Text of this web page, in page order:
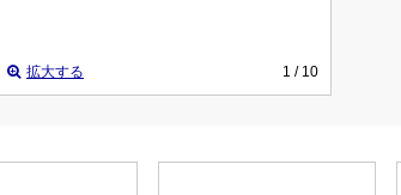
拡大する 1 / 10